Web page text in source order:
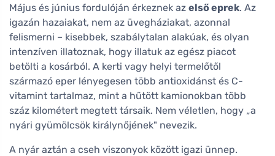
Május és június fordulóján érkeznek az első eprek. Az
igazán hazaiakat, nem az üvegháziakat, azonnal
felismerni – kisebbek, szabálytalan alakúak, és olyan
intenzíven illatoznak, hogy illatuk az egész piacot
betölti a kosárból. A kerti vagy helyi termelőtől
származó eper lényegesen több antioxidánst és C-
vitamint tartalmaz, mint a hűtött kamionokban több
száz kilométert megtett társaik. Nem véletlen, hogy „a
nyári gyümölcsök királynőjének" nevezik.
A nyár aztán a cseh viszonyok között igazi ünnep.